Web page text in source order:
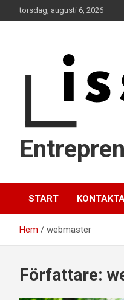
Hoppa
till
torsdag, augusti 6, 2026
START
Hem webmaster
Författare: